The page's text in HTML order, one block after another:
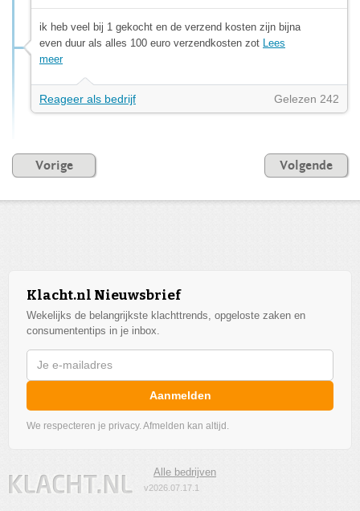
ik heb veel bij 1 gekocht en de verzend kosten zijn bijna
even duur als alles 100 euro verzendkosten zot Lees
meer
Reageer als bedrijf Gelezen 242
Vorige Volgende
Klacht.nl Nieuwsbrief
Wekelijks de belangrijkste klachttrends, opgeloste zaken en
consumententips in je inbox.
Aanmelden
We respecteren je privacy. Afmelden kan altijd.
Alle bedrijven
v2026.07.17.1